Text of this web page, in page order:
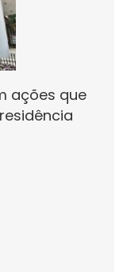
ações que